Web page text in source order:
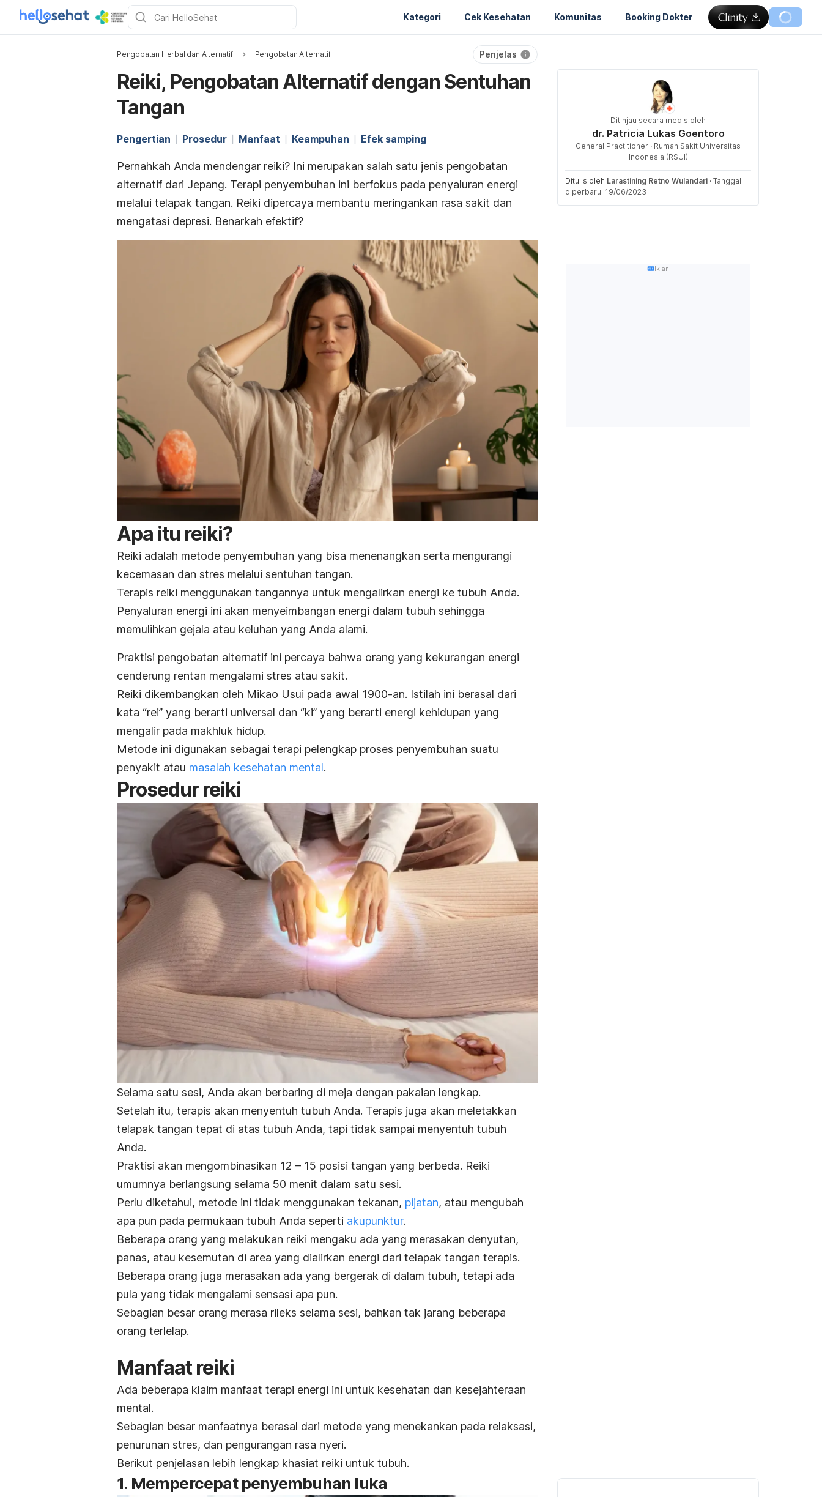
Kategori Cek Kesehatan Komunitas Booking Dokter
Pengobatan Herbal dan Alternatif Pengobatan Alternatif Penjelas
Reiki, Pengobatan Alternatif dengan Sentuhan
Tangan
Pengertian Prosedur Manfaat Keampuhan Efek samping
Pernahkah Anda mendengar reiki? Ini merupakan salah satu jenis pengobatan
alternatif dari Jepang. Terapi penyembuhan ini berfokus pada penyaluran energi
melalui telapak tangan. Reiki dipercaya membantu meringankan rasa sakit dan
mengatasi depresi. Benarkah efektif?
Apa itu reiki?
Reiki adalah metode penyembuhan yang bisa menenangkan serta mengurangi
kecemasan dan stres melalui sentuhan tangan.
Terapis reiki menggunakan tangannya untuk mengalirkan energi ke tubuh Anda.
Penyaluran energi ini akan menyeimbangan energi dalam tubuh sehingga
memulihkan gejala atau keluhan yang Anda alami.
Praktisi pengobatan alternatif ini percaya bahwa orang yang kekurangan energi
cenderung rentan mengalami stres atau sakit.
Reiki dikembangkan oleh Mikao Usui pada awal 1900-an. Istilah ini berasal dari
kata “rei” yang berarti universal dan “ki” yang berarti energi kehidupan yang
mengalir pada makhluk hidup.
Metode ini digunakan sebagai terapi pelengkap proses penyembuhan suatu
penyakit atau masalah kesehatan mental.
Prosedur reiki
Selama satu sesi, Anda akan berbaring di meja dengan pakaian lengkap.
Setelah itu, terapis akan menyentuh tubuh Anda. Terapis juga akan meletakkan
telapak tangan tepat di atas tubuh Anda, tapi tidak sampai menyentuh tubuh
Anda.
Praktisi akan mengombinasikan 12 – 15 posisi tangan yang berbeda. Reiki
umumnya berlangsung selama 50 menit dalam satu sesi.
Perlu diketahui, metode ini tidak menggunakan tekanan, pijatan, atau mengubah
apa pun pada permukaan tubuh Anda seperti akupunktur.
Beberapa orang yang melakukan reiki mengaku ada yang merasakan denyutan,
panas, atau kesemutan di area yang dialirkan energi dari telapak tangan terapis.
Beberapa orang juga merasakan ada yang bergerak di dalam tubuh, tetapi ada
pula yang tidak mengalami sensasi apa pun.
Sebagian besar orang merasa rileks selama sesi, bahkan tak jarang beberapa
orang terlelap.
Manfaat reiki
Ada beberapa klaim manfaat terapi energi ini untuk kesehatan dan kesejahteraan
mental.
Sebagian besar manfaatnya berasal dari metode yang menekankan pada relaksasi,
penurunan stres, dan pengurangan rasa nyeri.
Berikut penjelasan lebih lengkap khasiat reiki untuk tubuh.
1. Mempercepat penyembuhan luka
Ditinjau secara medis oleh
dr. Patricia Lukas Goentoro
General Practitioner · Rumah Sakit Universitas
Indonesia (RSUI)
Ditulis oleh Larastining Retno Wulandari · Tanggal
diperbarui 19/06/2023
Iklan